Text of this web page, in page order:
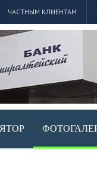
ЧАСТНЫМ КЛИЕНТАМ